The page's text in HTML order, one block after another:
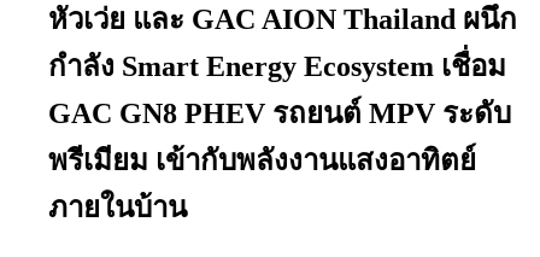
หัวเว่ย และ GAC AION Thailand ผนึก
กำลัง Smart Energy Ecosystem เชื่อม
GAC GN8 PHEV รถยนต์ MPV ระดับ
พรีเมียม เข้ากับพลังงานแสงอาทิตย์
ภายในบ้าน